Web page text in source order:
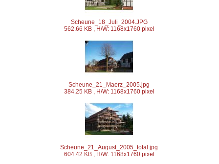
Scheune_18_Juli_2004.JPG
562.66 KB , H/W: 1168x1760 pixel
Scheune_21_Maerz_2005.jpg
384.25 KB , H/W: 1168x1760 pixel
Scheune_21_August_2005_total.jpg
604.42 KB , H/W: 1168x1760 pixel